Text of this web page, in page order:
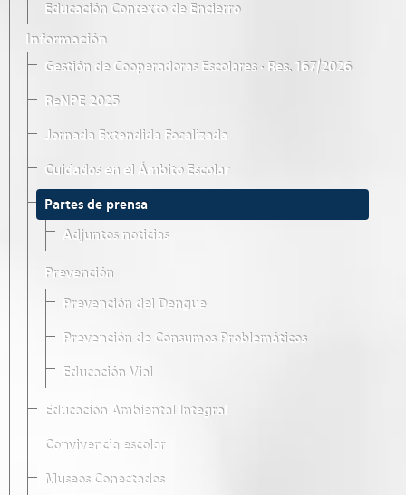
Educación Contexto de Encierro
Información
Gestión de Cooperadoras Escolares · Res. 167/2026
ReNPE 2025
Jornada Extendida Focalizada
Cuidados en el Ámbito Escolar
Partes de prensa
Adjuntos noticias
Prevención
Prevención del Dengue
Prevención de Consumos Problemáticos
Educación Vial
Educación Ambiental Integral
Convivencia escolar
Museos Conectados